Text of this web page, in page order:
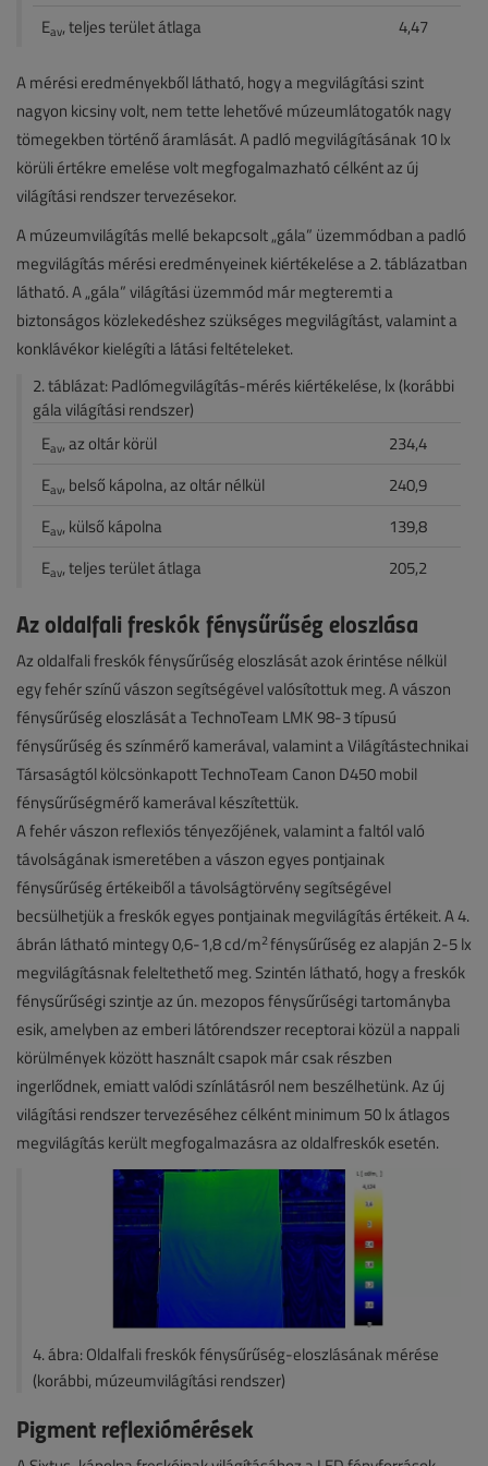
Eav, teljes terület átlaga 4,47
A mérési eredményekből látható, hogy a megvilágítási szint
nagyon kicsiny volt, nem tette lehetővé múzeumlátogatók nagy
tömegekben történő áramlását. A padló megvilágításának 10 lx
körüli értékre emelése volt megfogalmazható célként az új
világítási rendszer tervezésekor.
A múzeumvilágítás mellé bekapcsolt „gála” üzemmódban a padló
megvilágítás mérési eredményeinek kiértékelése a 2. táblázatban
látható. A „gála” világítási üzemmód már megteremti a
biztonságos közlekedéshez szükséges megvilágítást, valamint a
konklávékor kielégíti a látási feltételeket.
2. táblázat: Padlómegvilágítás-mérés kiértékelése, lx (korábbi
gála világítási rendszer)
Eav, az oltár körül
234,4
Eav, belső kápolna, az oltár nélkül
240,9
Eav, külső kápolna
139,8
Eav, teljes terület átlaga 205,2
Az oldalfali freskók fénysűrűség eloszlása
Az oldalfali freskók fénysűrűség eloszlását azok érintése nélkül
egy fehér színű vászon segítségével valósítottuk meg. A vászon
fénysűrűség eloszlását a TechnoTeam LMK 98-3 típusú
fénysűrűség és színmérő kamerával, valamint a Világítástechnikai
Társaságtól kölcsönkapott TechnoTeam Canon D450 mobil
fénysűrűségmérő kamerával készítettük.
A fehér vászon reflexiós tényezőjének, valamint a faltól való
távolságának ismeretében a vászon egyes pontjainak
fénysűrűség értékeiből a távolságtörvény segítségével
becsülhetjük a freskók egyes pontjainak megvilágítás értékeit. A 4.
ábrán látható mintegy 0,6-1,8 cd/m2 fénysűrűség ez alapján 2-5 lx
megvilágításnak feleltethető meg. Szintén látható, hogy a freskók
fénysűrűségi szintje az ún. mezopos fénysűrűségi tartományba
esik, amelyben az emberi látórendszer receptorai közül a nappali
körülmények között használt csapok már csak részben
ingerlődnek, emiatt valódi színlátásról nem beszélhetünk. Az új
világítási rendszer tervezéséhez célként minimum 50 lx átlagos
megvilágítás került megfogalmazásra az oldalfreskók esetén.
4. ábra: Oldalfali freskók fénysűrűség-eloszlásának mérése
(korábbi, múzeumvilágítási rendszer)
Pigment reflexiómérések